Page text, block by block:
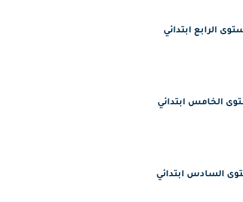
الرابع ابتدائي
الخامس ابتدائي
السادس ابتدائي